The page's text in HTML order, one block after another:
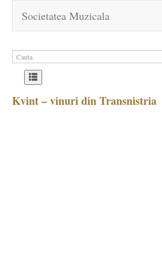
Societatea Muzicala
Kvint – vinuri din Transnistria